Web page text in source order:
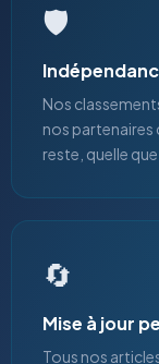
🛡️
Nos
nos partenaires
reste, quelle
🔄
Mise à jour
Tous nos